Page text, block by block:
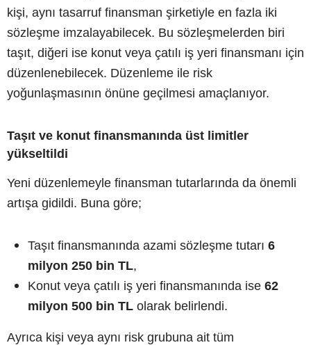
kişi, aynı tasarruf finansman şirketiyle en fazla iki
sözleşme imzalayabilecek. Bu sözleşmelerden biri
taşıt, diğeri ise konut veya çatılı iş yeri finansmanı için
düzenlenebilecek. Düzenleme ile risk
yoğunlaşmasının önüne geçilmesi amaçlanıyor.
Taşıt ve konut finansmanında üst limitler
yükseltildi
Yeni düzenlemeyle finansman tutarlarında da önemli
artışa gidildi. Buna göre;
Taşıt finansmanında azami sözleşme tutarı 6
milyon 250 bin TL,
Konut veya çatılı iş yeri finansmanında ise 62
milyon 500 bin TL olarak belirlendi.
Ayrıca kişi veya aynı risk grubuna ait tüm